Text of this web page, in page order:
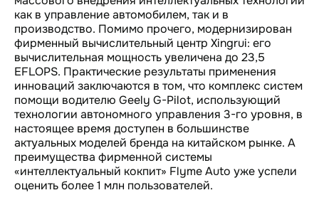
как в управление автомобилем, так и в
производство. Помимо прочего, модернизирован
фирменный вычислительный центр Xingrui: его
вычислительная мощность увеличена до 23,5
EFLOPS. Практические результаты применения
инноваций заключаются в том, что комплекс систем
помощи водителю Geely G-Pilot, использующий
технологии автономного управления 3-го уровня, в
настоящее время доступен в большинстве
актуальных моделей бренда на китайском рынке. А
преимущества фирменной системы
«интеллектуальный кокпит» Flyme Auto уже успели
оценить более 1 млн пользователей.